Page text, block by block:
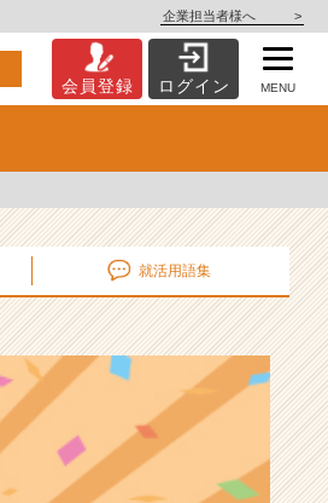
企業担当者様へ >
会員登録 ログイン MENU
就活用語集